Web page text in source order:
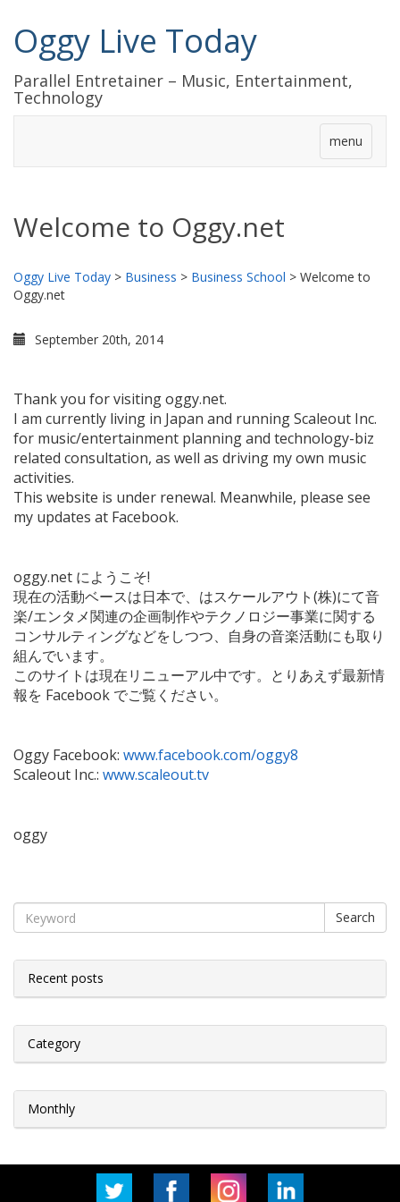
Oggy Live Today
Parallel Entretainer – Music, Entertainment,
Technology
menu
Welcome to Oggy.net
Oggy Live Today > Business > Business School > Welcome to
Oggy.net
September 20th, 2014
Thank you for visiting oggy.net.
I am currently living in Japan and running Scaleout Inc.
for music/entertainment planning and technology-biz
related consultation, as well as driving my own music
activities.
This website is under renewal. Meanwhile, please see
my updates at Facebook.
oggy.net にようこそ!
現在の活動ベースは日本で、はスケールアウト(株)にて音
楽/エンタメ関連の企画制作やテクノロジー事業に関する
コンサルティングなどをしつつ、自身の音楽活動にも取り
組んでいます。
このサイトは現在リニューアル中です。とりあえず最新情
報を Facebook でご覧ください。
Oggy Facebook: www.facebook.com/oggy8
Scaleout Inc.: www.scaleout.tv
oggy
Search
Recent posts
Category
Monthly